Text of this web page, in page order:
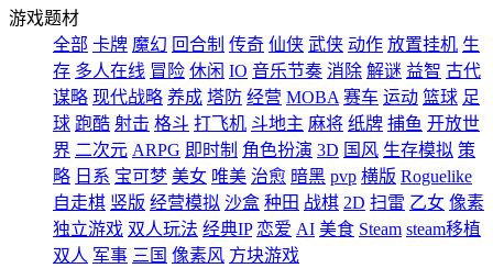
游戏题材
全部 卡牌 魔幻 回合制 传奇 仙侠 武侠 动作 放置挂机 生
存 多人在线 冒险 休闲 IO 音乐节奏 消除 解谜 益智 古代
谋略 现代战略 养成 塔防 经营 MOBA 赛车 运动 篮球 足
球 跑酷 射击 格斗 打飞机 斗地主 麻将 纸牌 捕鱼 开放世
界 二次元 ARPG 即时制 角色扮演 3D 国风 生存模拟 策
略 日系 宝可梦 美女 唯美 治愈 暗黑 pvp 横版 Roguelike
自走棋 竖版 经营模拟 沙盒 种田 战棋 2D 扫雷 乙女 像素
独立游戏 双人玩法 经典IP 恋爱 AI 美食 Steam steam移植
双人 军事 三国 像素风 方块游戏